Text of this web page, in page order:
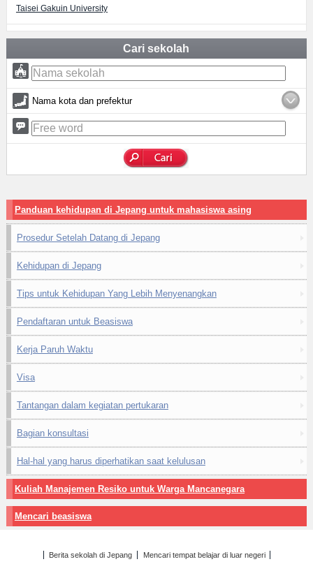
Taisei Gakuin University
Cari sekolah
Nama kota dan prefektur
Panduan kehidupan di Jepang untuk mahasiswa asing
Prosedur Setelah Datang di Jepang
Kehidupan di Jepang
Tips untuk Kehidupan Yang Lebih Menyenangkan
Pendaftaran untuk Beasiswa
Kerja Paruh Waktu
Visa
Tantangan dalam kegiatan pertukaran
Bagian konsultasi
Hal-hal yang harus diperhatikan saat kelulusan
Kuliah Manajemen Resiko untuk Warga Mancanegara
Mencari beasiswa
Berita sekolah di Jepang
Mencari tempat belajar di luar negeri